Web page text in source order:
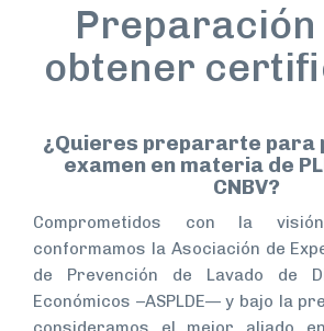
obtener
¿Quieres prepararte para
examen en materia de
CNBV?
Comprometidos con la
conformamos la Asociación de
de Prevención de Lavado de
Económicos –ASPLDE— y bajo la